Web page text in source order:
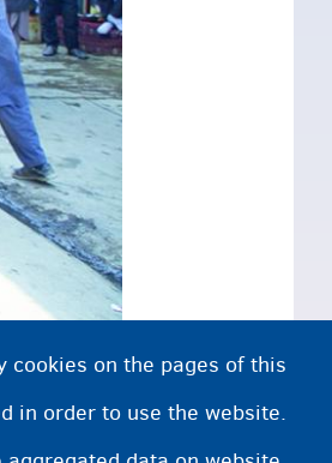
الموطن
cookies on the pages of this
in order to use the website.